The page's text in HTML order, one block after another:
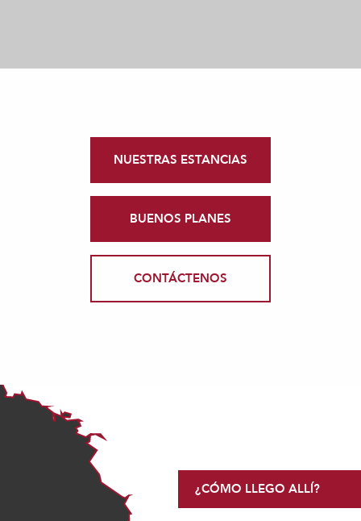
NUESTRAS ESTANCIAS
BUENOS PLANES
CONTÁCTENOS
¿CÓMO LLEGO ALLÍ?